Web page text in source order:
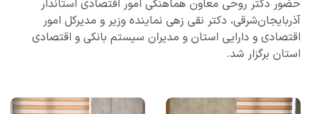
حضور دکتر روحی معاون هماهنگی امور اقتصادی استاندار
آذربایجان‌شرقی، دکتر نقی زهی نماینده وزیر و مدیرکل امور
اقتصادی و دارایی استان و مدیران سیستم بانکی و اقتصادی
استان برگزار شد.